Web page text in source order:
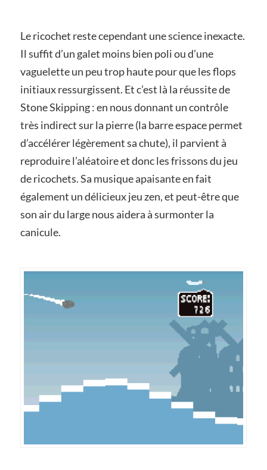
Le ricochet reste cependant une science inexacte.
Il suffit d’un galet moins bien poli ou d’une
vaguelette un peu trop haute pour que les flops
initiaux ressurgissent. Et c’est là la réussite de
Stone Skipping : en nous donnant un contrôle
très indirect sur la pierre (la barre espace permet
d’accélérer légèrement sa chute), il parvient à
reproduire l’aléatoire et donc les frissons du jeu
de ricochets. Sa musique apaisante en fait
également un délicieux jeu zen, et peut-être que
son air du large nous aidera à surmonter la
canicule.